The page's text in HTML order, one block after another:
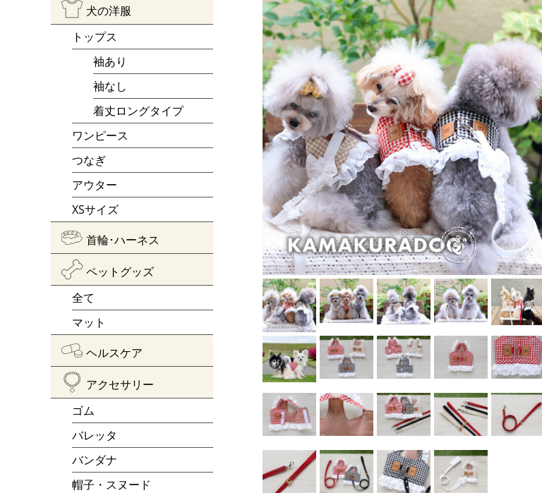
犬の洋服
トップス
袖あり
袖なし
着丈ロングタイプ
ワンピース
つなぎ
アウター
XSサイズ
首輪･ハーネス
ペットグッズ
全て
マット
ヘルスケア
アクセサリー
ゴム
バレッタ
バンダナ
帽子・スヌード